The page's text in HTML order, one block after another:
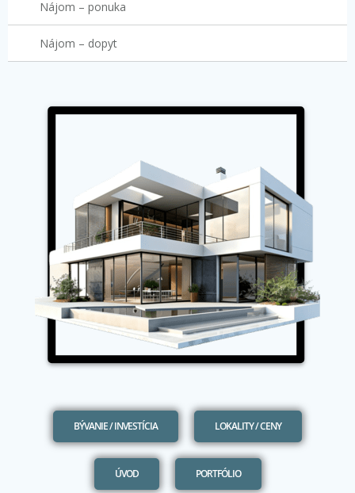
Nájom – ponuka
Nájom – dopyt
BÝVANIE / INVESTÍCIA LOKALITY / CENY
ÚVOD PORTFÓLIO